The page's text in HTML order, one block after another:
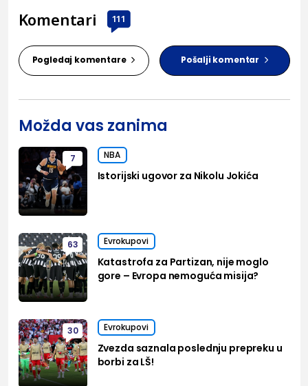
Komentari 111
Pogledaj komentare Pošalji komentar
Možda vas zanima
7 NBA
Istorijski ugovor za Nikolu Jokića
63 Evrokupovi
Katastrofa za Partizan, nije moglo
gore – Evropa nemoguća misija?
30 Evrokupovi
Zvezda saznala poslednju prepreku u
borbi za LŠ!